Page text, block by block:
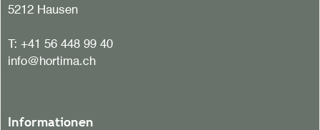
5212 Hausen
T: +41 56 448 99 40
info@hortima.ch
Informationen